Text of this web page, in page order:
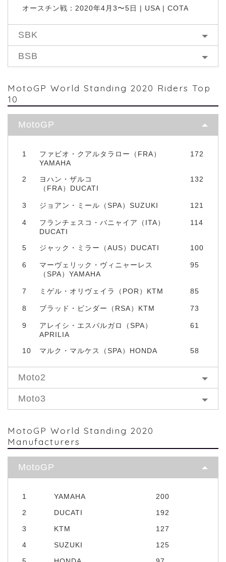
オースチン戦：2020年4月3〜5日 | USA | COTA
SBK
BSB
MotoGP World Standing 2020 Riders Top
10
MotoGP
1
ファビオ・クアルタラロー（FRA）
YAMAHA
172
2
ヨハン・ザルコ
（FRA）DUCATI
132
3 ジョアン・ミール（SPA）SUZUKI 121
4
フランチェスコ・バニャイア（ITA）
DUCATI
114
5 ジャック・ミラー（AUS）DUCATI 100
6
マーヴェリック・ヴィニャーレス
（SPA）YAMAHA
95
7 ミゲル・オリヴェイラ（POR）KTM 85
8 ブラッド・ビンダー（RSA）KTM 73
9
アレイシ・エスパルガロ（SPA）
APRILIA
61
10 マルク・マルケス（SPA）HONDA 58
Moto2
Moto3
MotoGP World Standing 2020
Manufacturers
MotoGP
1 YAMAHA
200
2
DUCATI
192
3
KTM
127
4
SUZUKI
125